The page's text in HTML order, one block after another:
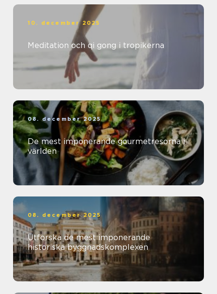
10. december 2025
Meditation och qi gong i tropikerna
08. december 2025
De mest imponerande gourmetresorna i
världen
08. december 2025
Utforska de mest imponerande
historiska byggnadskomplexen